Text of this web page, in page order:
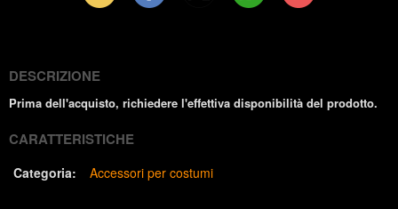
DESCRIZIONE
Prima dell'acquisto, richiedere l'effettiva disponibilità del prodotto.
CARATTERISTICHE
Categoria: Accessori per costumi